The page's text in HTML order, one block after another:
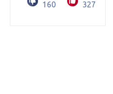
160 327